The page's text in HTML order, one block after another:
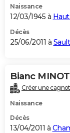
Naissance
12/03/1945 à
Décès
25/06/2011 à Sault
Bianc
Créer une
Naissance
Décès
13/04/2011 à